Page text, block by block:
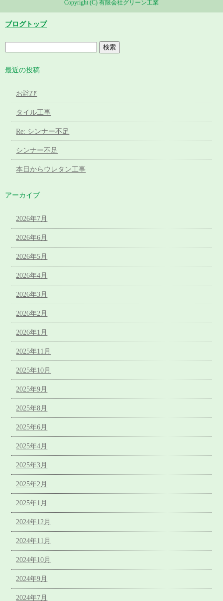
Copyright (C) 有限会社グリーン工業
ブログトップ
最近の投稿
お詫び
タイル工事
Re: シンナー不足
シンナー不足
本日からウレタン工事
アーカイブ
2026年7月
2026年6月
2026年5月
2026年4月
2026年3月
2026年2月
2026年1月
2025年11月
2025年10月
2025年9月
2025年8月
2025年6月
2025年4月
2025年3月
2025年2月
2025年1月
2024年12月
2024年11月
2024年10月
2024年9月
2024年7月